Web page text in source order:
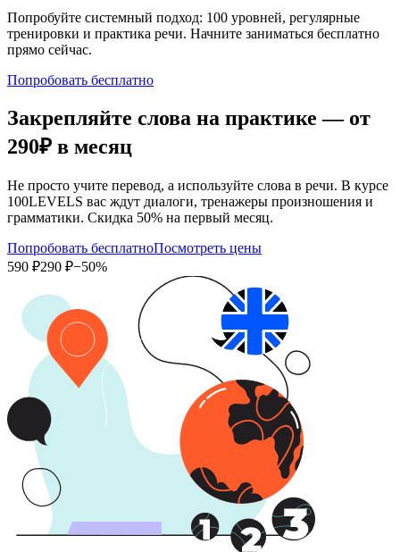
Попробуйте системный подход: 100 уровней, регулярные
тренировки и практика речи. Начните заниматься бесплатно
прямо сейчас.
Попробовать бесплатно
Закрепляйте слова на практике — от
290₽ в месяц
Не просто учите перевод, а используйте слова в речи. В курсе
100LEVELS вас ждут диалоги, тренажеры произношения и
грамматики. Скидка 50% на первый месяц.
Попробовать бесплатноПосмотреть цены
590 ₽290 ₽−50%